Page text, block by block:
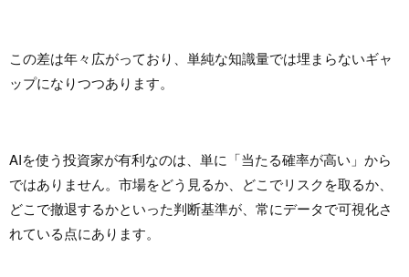
この差は年々広がっており、単純な知識量では埋まらないギャ
ップになりつつあります。
AIを使う投資家が有利なのは、単に「当たる確率が高い」から
ではありません。市場をどう見るか、どこでリスクを取るか、
どこで撤退するかといった判断基準が、常にデータで可視化さ
れている点にあります。